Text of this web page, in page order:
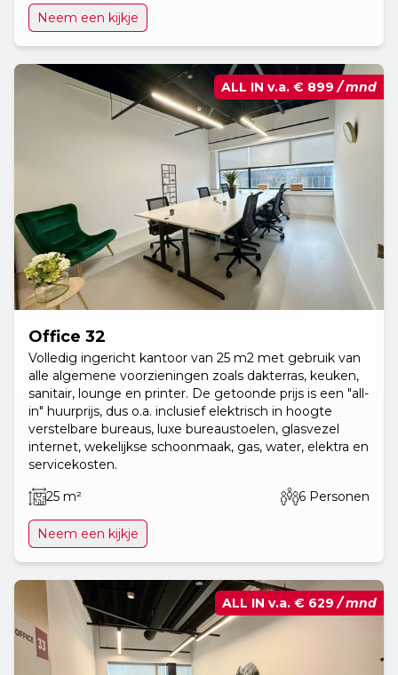
Neem een kijkje
Office 32
Volledig ingericht kantoor van 25 m2 met gebruik van
alle algemene voorzieningen zoals dakterras, keuken,
sanitair, lounge en printer. De getoonde prijs is een "all-
in" huurprijs, dus o.a. inclusief elektrisch in hoogte
verstelbare bureaus, luxe bureaustoelen, glasvezel
internet, wekelijkse schoonmaak, gas, water, elektra en
servicekosten.
25 m²
6 Personen
Neem een kijkje
ALL IN v.a. € 899/ mnd
ALL IN v.a. € 629/ mnd